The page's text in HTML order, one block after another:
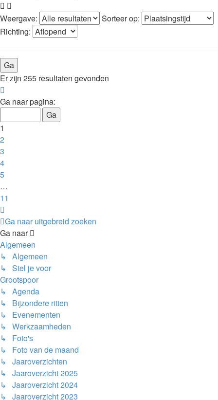
Weergave:
Sorteer op:
Richting:
Er zijn 255 resultaten gevonden
1
11
Ga naar pagina:
1
2
3
4
5
…
11
Ga naar uitgebreid zoeken
Ga naar
Algemeen
↳ Algemeen
↳ Stel je voor
Grootspoor
↳ Agenda
↳ Bijzondere ritten
↳ Evenementen
↳ Werkzaamheden
↳ Foto's
↳ Foto van de maand
↳ Jaaroverzichten
↳ Jaaroverzicht 2025
↳ Jaaroverzicht 2024
↳ Jaaroverzicht 2023